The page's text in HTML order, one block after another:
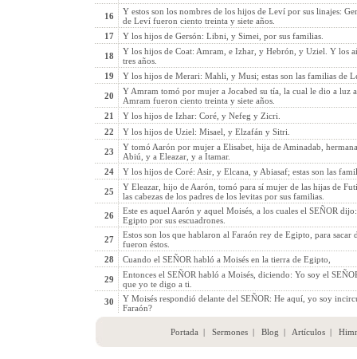
16
Y estos son los nombres de los hijos de Leví por sus linajes:
de Leví fueron ciento treinta y siete años.
17
Y los hijos de Gersón: Libni, y Simei, por sus familias.
18
Y los hijos de Coat: Amram, e Izhar, y Hebrón, y Uziel. Y los
tres años.
19
Y los hijos de Merari: Mahli, y Musi; estas son las familias de
20
Y Amram tomó por mujer a Jocabed su tía, la cual le dio a luz
Amram fueron ciento treinta y siete años.
21
Y los hijos de Izhar: Coré, y Nefeg y Zicri.
22
Y los hijos de Uziel: Misael, y Elzafán y Sitri.
23
Y tomó Aarón por mujer a Elisabet, hija de Aminadab,
Abiú, y a Eleazar, y a Itamar.
24
Y los hijos de Coré: Asir, y Elcana, y Abiasaf; estas son las
25
Y Eleazar, hijo de Aarón, tomó para sí mujer de las hijas de
las cabezas de los padres de los levitas por sus familias.
26
Este es aquel Aarón y aquel Moisés, a los cuales el SEÑOR
Egipto por sus escuadrones.
27
Estos son los que hablaron al Faraón rey de Egipto, para
fueron éstos.
28
Cuando el SEÑOR habló a Moisés en la tierra de Egipto,
29
Entonces el SEÑOR habló a Moisés, diciendo: Yo soy el
que yo te digo a ti.
30
Y Moisés respondió delante del SEÑOR: He aquí, yo soy
Faraón?
Portada | Sermones| Blog | Artículos|